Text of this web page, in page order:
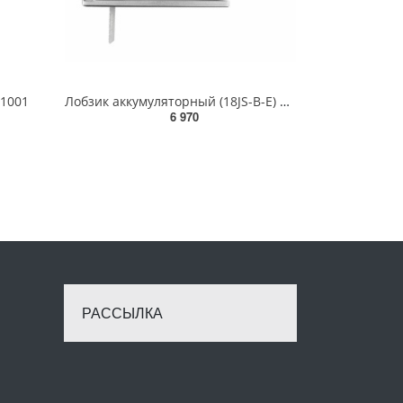
Лобзик аккумуляторный (18JS-B-E) 18V, 0-2500 ход/мин) в комплекте с зарядным устройством (JCB-18VFC-
6 970
РАССЫЛКА